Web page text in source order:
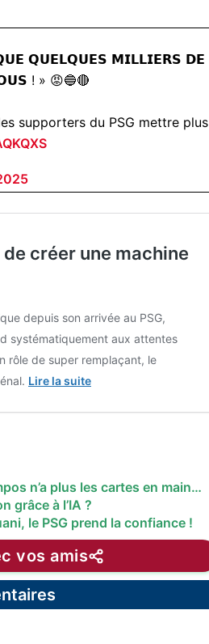
𝗤𝗨𝗘𝗟𝗤𝗨𝗘𝗦 𝗠𝗜𝗟𝗟𝗜𝗘𝗥𝗦 𝗗𝗘
! » 😡🔵🔴
supporters du PSG mettre plus
de créer une machine
depuis son arrivée au PSG,
systématiquement aux attentes
rôle de super remplaçant, le
Lire la suite
n’a plus les cartes en main…
grâce à l’IA ?
le PSG prend la confiance !
vos amis